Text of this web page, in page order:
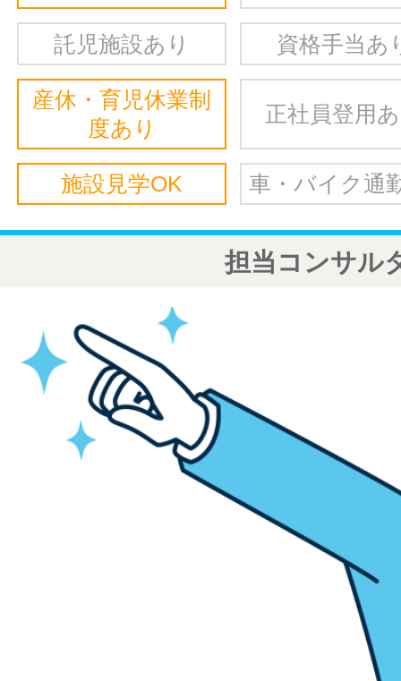
託児施設あり 資格手当あ
産休・育児休業制
度あり
正社員登用
施設見学OK 車・バイク通
担当コンサル